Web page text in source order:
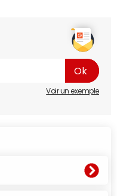
Voir un exemple